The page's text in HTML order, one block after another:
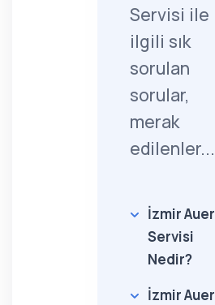
Servisi ile
ilgili sık
sorulan
sorular,
merak
edilenler...
İzmir Auer
Servisi
Nedir?
İzmir Auer